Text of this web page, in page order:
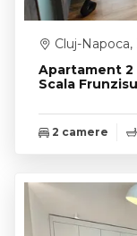
Apartament 2
Scala
Cluj-Napoca,
2 camere